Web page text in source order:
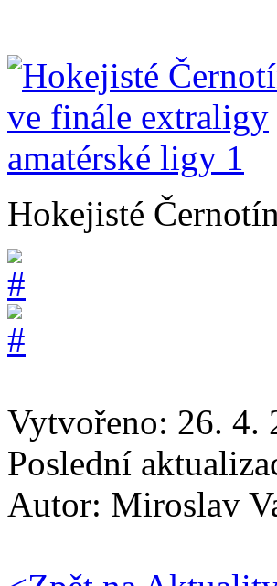
Hokejisté
Vytvořeno: 26. 4.
Poslední
Autor: Miroslav